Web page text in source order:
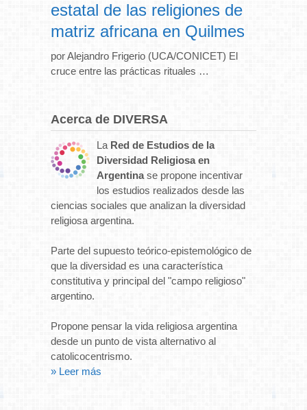
estatal de las religiones de
matriz africana en Quilmes
por Alejandro Frigerio (UCA/CONICET) El
cruce entre las prácticas rituales …
Acerca de DIVERSA
La Red de Estudios de la
Diversidad Religiosa en
Argentinase propone incentivar
los estudios realizados desde las
ciencias sociales que analizan la diversidad
religiosa argentina.
Parte del supuesto teórico-epistemológico de
que la diversidad es una característica
constitutiva y principal del "campo religioso"
argentino.
Propone pensar la vida religiosa argentina
desde un punto de vista alternativo al
catolicocentrismo.
» Leer más